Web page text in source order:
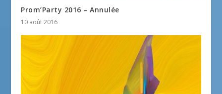
Prom’Party 2016 – Annulée
10 août 2016